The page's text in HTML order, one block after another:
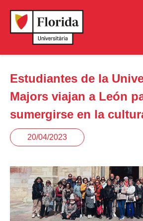
Estudiantes de la
Majors viajan a León
sumergirse en la
20/04/2023